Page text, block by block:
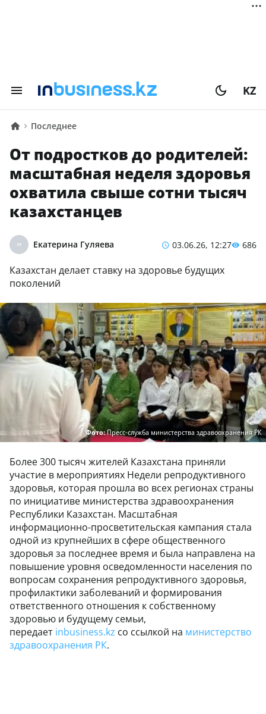
KZ
Последнее
От подростков до родителей:
масштабная неделя здоровья
охватила свыше сотни тысяч
казахстанцев
Екатерина Гуляева 03.06.26, 12:27 686
Казахстан делает ставку на здоровье будущих
поколений
Фото:Пресс-служба министерства здравоохранения РК
Более 300 тысяч жителей Казахстана приняли
участие в мероприятиях Недели репродуктивного
здоровья, которая прошла во всех регионах страны
по инициативе министерства здравоохранения
Республики Казахстан. Масштабная
информационно-просветительская кампания стала
одной из крупнейших в сфере общественного
здоровья за последнее время и была направлена на
повышение уровня осведомленности населения по
вопросам сохранения репродуктивного здоровья,
профилактики заболеваний и формирования
ответственного отношения к собственному
здоровью и будущему семьи,
передает inbusiness.kz со ссылкой на министерство
здравоохранения РК.